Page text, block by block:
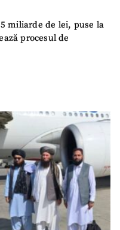
miliarde de lei, puse la
procesul de